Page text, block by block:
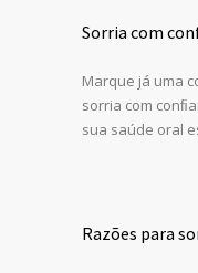
Sorria com
Marque já uma
sorria com
sua saúde oral
Razões para